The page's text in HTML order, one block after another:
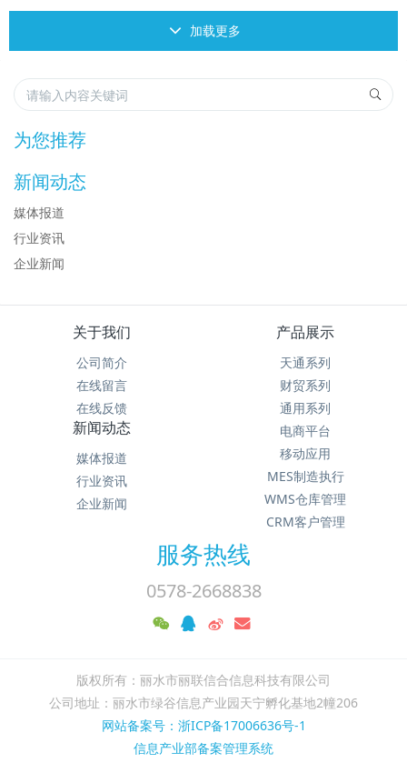
加载更多
为您推荐
新闻动态
媒体报道
行业资讯
企业新闻
关于我们
公司简介
在线留言
在线反馈
产品展示
天通系列
财贸系列
通用系列
电商平台
移动应用
MES制造执行
WMS仓库管理
CRM客户管理
新闻动态
媒体报道
行业资讯
企业新闻
服务热线
0578-2668838
版权所有：丽水市丽联信合信息科技有限公司
公司地址：丽水市绿谷信息产业园天宁孵化基地2幢206
网站备案号：浙ICP备17006636号-1
信息产业部备案管理系统